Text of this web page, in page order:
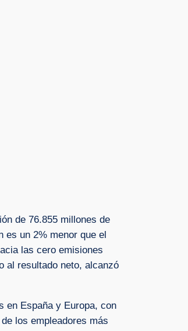
de 76.855 millones de
es un 2% menor que el
las cero emisiones
al resultado neto, alcanzó
en España y Europa, con
los empleadores más